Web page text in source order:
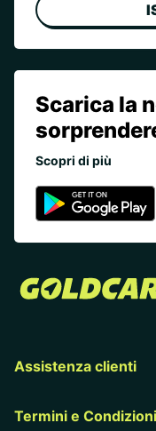
Scarica la
Scopri di più
Assistenza clienti
Termini e Condizioni